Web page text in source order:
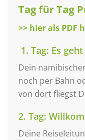
Tag für Tag
>> hier als PDF
1. Tag: Es
Dein
noch per Bahn
von dort fliegst
2. Tag:
Deine